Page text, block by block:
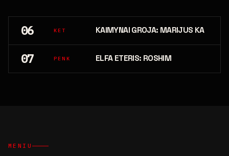
06 KET KAIMYNAI GROJA: MARIJUS KA
07 PENK ELFA ETERIS: ROSHIM
MENIU